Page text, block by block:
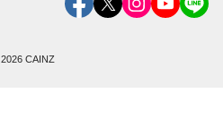
2026 CAINZ